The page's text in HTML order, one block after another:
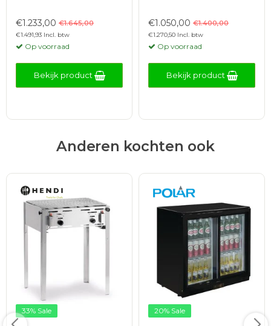
€1.233,00 €1.645,00
€1.491,93 Incl. btw
Op voorraad
Bekijk product
€1.050,00 €1.400,00
€1.270,50 Incl. btw
Op voorraad
Bekijk product
Anderen kochten ook
33% Sale 20% Sale